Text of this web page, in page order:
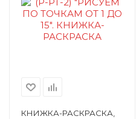
КНИЖКА-РАСКРАСКА,